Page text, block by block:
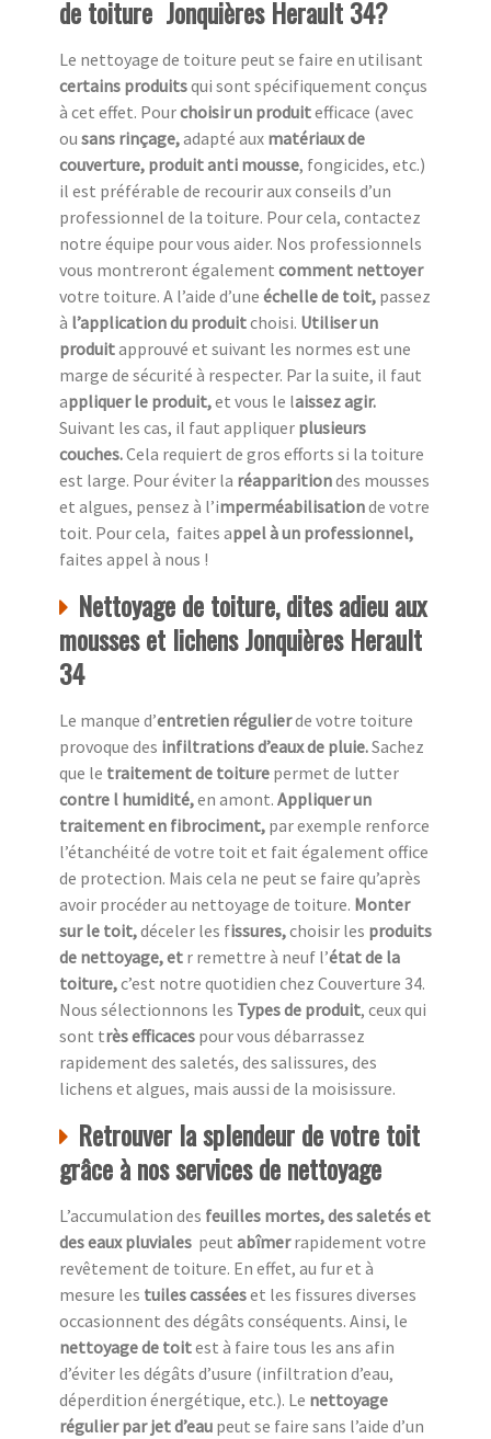
de toiture Jonquières Herault 34?
Le nettoyage de toiture peut se faire en utilisant
certains produitsqui sont spécifiquement conçus
à cet effet. Pourchoisir un produitefficace (avec
ou sans rinçage,adapté aux matériaux de
couverture, produit anti mousse, fongicides, etc.)
il est préférable de recourir aux conseils d’un
professionnel de la toiture. Pour cela, contactez
notre équipe pour vous aider. Nos professionnels
vous montreront également comment nettoyer
votre toiture. A l’aide d’une échelle de toit, passez
à l’application du produitchoisi. Utiliser un
produitapprouvé et suivant les normes est une
marge de sécurité à respecter. Par la suite, il faut
appliquer le produit,et vous le laissez agir.
Suivant les cas, il faut appliquer plusieurs
couches.Cela requiert de gros efforts si la toiture
est large. Pour éviter la réapparitiondes mousses
et algues, pensez à l’imperméabilisationde votre
toit. Pour cela, faites appel à un professionnel,
faites appel à nous !
Nettoyage de toiture, dites adieu aux
mousses et lichens Jonquières Herault
34
Le manque d’entretien régulierde votre toiture
provoque des infiltrations d’eaux de pluie.Sachez
que le traitement de toiture permet de lutter
contre l humidité,en amont. Appliquer un
traitement en fibrociment, par exemple renforce
l’étanchéité de votre toit et fait également office
de protection. Mais cela ne peut se faire qu’après
avoir procéder au nettoyage de toiture. Monter
sur le toit,déceler les fissures,choisir les produits
de nettoyage, et r remettre à neuf l’état de la
toiture,c’est notre quotidien chez Couverture 34.
Nous sélectionnons les Types de produit, ceux qui
sont très efficaces pour vous débarrassez
rapidement des saletés, des salissures, des
lichens et algues, mais aussi de la moisissure.
Retrouver la splendeur de votre toit
grâce à nos services de nettoyage
L’accumulation des feuilles mortes, des saletés et
des eaux pluviales peut abîmerrapidement votre
revêtement de toiture. En effet, au fur et à
mesure les tuiles casséeset les fissures diverses
occasionnent des dégâts conséquents. Ainsi, le
nettoyage de toitest à faire tous les ans afin
d’éviter les dégâts d’usure (infiltration d’eau,
déperdition énergétique, etc.). Le nettoyage
régulier par jet d’eau peut se faire sans l’aide d’un